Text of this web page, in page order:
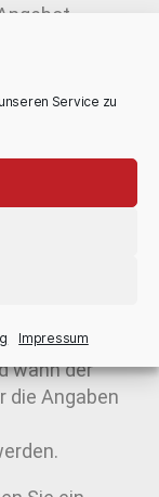
Service zu
Impressum
lassen
stellen.
wann der
die Angaben